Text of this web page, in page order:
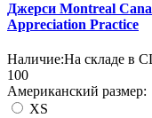
Джерси Montreal
Appreciation Practice
Наличие:На складе в
100
Американский размер:
XS